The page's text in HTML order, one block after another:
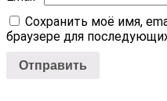
Сохранить моё имя,
браузере для